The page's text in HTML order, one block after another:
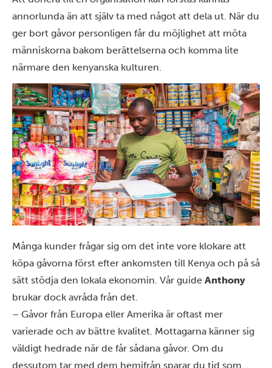
annorlunda än att själv ta med något att dela ut. När du
ger bort gåvor personligen får du möjlighet att möta
människorna bakom berättelserna och komma lite
närmare den kenyanska kulturen.
Många kunder frågar sig om det inte vore klokare att
köpa gåvorna först efter ankomsten till Kenya och på så
sätt stödja den lokala ekonomin. Vår guide Anthony
brukar dock avråda från det.
– Gåvor från Europa eller Amerika är oftast mer
varierade och av bättre kvalitet. Mottagarna känner sig
väldigt hedrade när de får sådana gåvor. Om du
dessutom tar med dem hemifrån sparar du tid som